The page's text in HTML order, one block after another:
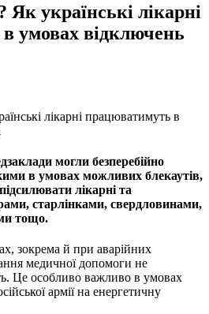
українські лікарні
умовах відключень
могли безперебійно
в умовах можливих блекаутів,
лікарні та
старлінками, свердловинами,
тощо.
зокрема й при аварійних
медичної допомоги не
Це особливо важливо в умовах
армії на енергетичну